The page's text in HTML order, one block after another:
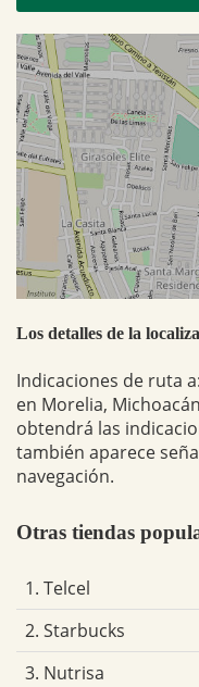
Los detalles de la
Indicaciones de ruta
en Morelia,
obtendrá las
también aparece
navegación.
Otras tiendas
1. Telcel
2. Starbucks
3. Nutrisa